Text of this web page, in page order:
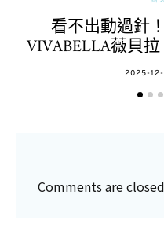
看不出動過針
VIVABELLA薇貝
POSTED
2025-
Comments are